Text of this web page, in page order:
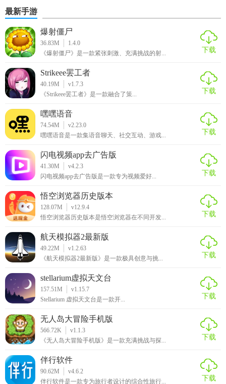
助力绿色出行。
5. 用户友好：界面简洁明了，操作流畅，适合各年龄段用户
操作。
永安行2026版凭借其全面的功能覆盖、精准的实时信息更新
以及便捷的支付方式，在众多出行APP中脱颖而出。其智能推
荐系统有效提升了用户的出行效率，而丰富的个性化服务则
进一步增强了用户体验。无论是日常通勤还是短途旅行，永
安行2026版都是一款值得推荐的优秀出行工具。
最新手游
爆射僵尸
36.83M
1.4.0
《爆射僵尸》是一款紧张刺激、充满挑战的射...
下载
Strikeee罢工者
40.19M
v1.7.3
《Strikeee罢工者》是一款融合了策...
下载
嘿嘿语音
74.54M
v2.23.0
嘿嘿语音是一款集语音聊天、社交互动、游戏...
下载
闪电视频app去广告版
41.30M
v4.2.3
闪电视频app去广告版是一款专为视频爱好...
下载
悟空浏览器历史版本
128.07M
v12.9.4
悟空浏览器历史版本是悟空浏览器在不同开发...
下载
航天模拟器2最新版
49.22M
v1.2.63
《航天模拟器2最新版》是一款极具创意与挑...
下载
stellarium虚拟天文台
157.51M
v1.15.7
Stellarium 虚拟天文台是一款开...
下载
无人岛大冒险手机版
566.72K
v1.1.3
《无人岛大冒险手机版》是一款充满挑战与探...
下载
伴行软件
90.62M
v4.6.2
伴行软件是一款专为旅行者设计的综合性旅行...
下载